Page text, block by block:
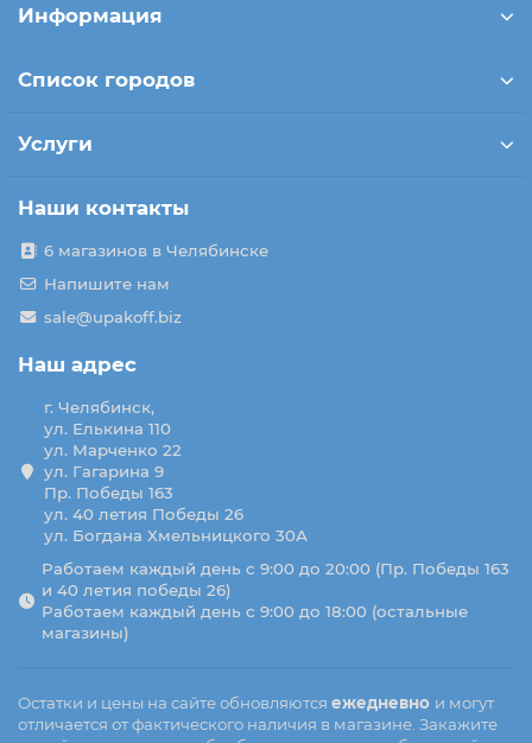
Информация
Список городов
Услуги
Наши контакты
6 магазинов в Челябинске
Напишите нам
sale@upakoff.biz
Наш адрес
г. Челябинск,
ул. Елькина 110
ул. Марченко 22
ул. Гагарина 9
Пр. Победы 163
ул. 40 летия Победы 26
ул. Богдана Хмельницкого 30А
Работаем каждый день с 9:00 до 20:00 (Пр. Победы 163
и 40 летия победы 26)
Работаем каждый день с 9:00 до 18:00 (остальные
магазины)
Остатки и цены на сайте обновляются ежедневно и могут
отличается от фактического наличия в магазине. Закажите